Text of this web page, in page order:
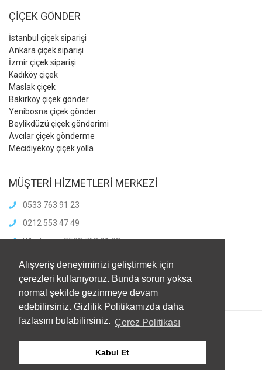
Alışveriş deneyiminizi geliştirmek için
çerezleri kullanıyoruz. Bunda sorun yoksa
normal şekilde gezinmeye devam
edebilirsiniz. Gizlilik Politikamızda daha
fazlasını bulabilirsiniz. Çerez Politikası
Kabul Et
ÇİÇEK GÖNDER
İstanbul çiçek siparişi
Ankara çiçek siparişi
İzmir çiçek siparişi
Kadıköy çiçek
Maslak çiçek
Bakırköy çiçek gönder
Yenibosna çiçek gönder
Beylikdüzü çiçek gönderimi
Avcılar çiçek gönderme
Mecidiyeköy çiçek yolla
MÜŞTERİ HİZMETLERİ MERKEZİ
0533 763 91 23
0212 553 47 49
Whatsapp: 0533 763 91 23
info@meliscicekcilik.com
Haftaiçi :8.00-21.00
HaftaSonu:8.00-21.00